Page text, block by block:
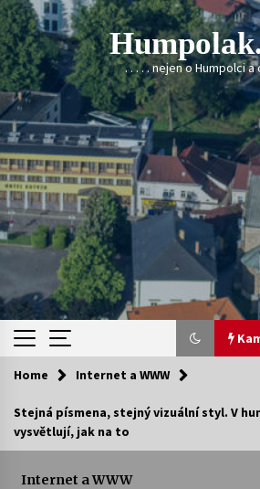
Skip
to
content
. . . . . nejen o Humpolci a
Kam za kulturou?
Home Internet a WWW
Stejná písmena, stejný vizuální styl. V
vysvětlují, jak na to
Internet a WWW